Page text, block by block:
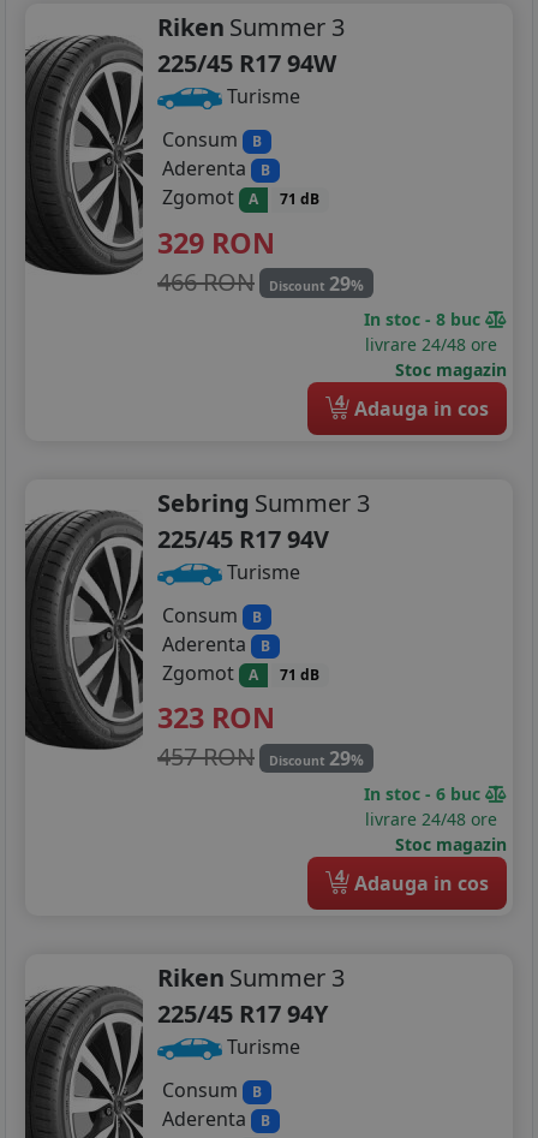
Riken Summer 3
225/45 R17 94W
Turisme
Consum
B
Aderenta B
Zgomot A 71 dB
329 RON
466 RON Discount 29%
In stoc - 8 buc
livrare 24/48 ore
Stoc magazin
4 Adauga in cos
Sebring Summer 3
225/45 R17 94V
Turisme
Consum
B
Aderenta B
Zgomot A 71 dB
323 RON
457 RON Discount 29%
In stoc - 6 buc
livrare 24/48 ore
Stoc magazin
4 Adauga in cos
Riken Summer 3
225/45 R17 94Y
Turisme
Consum
B
Aderenta B